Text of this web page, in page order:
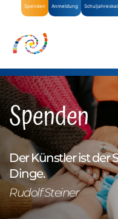
Spenden Anmeldung
Spenden
Der Künstler ist der
Dinge.
Rudolf Steiner